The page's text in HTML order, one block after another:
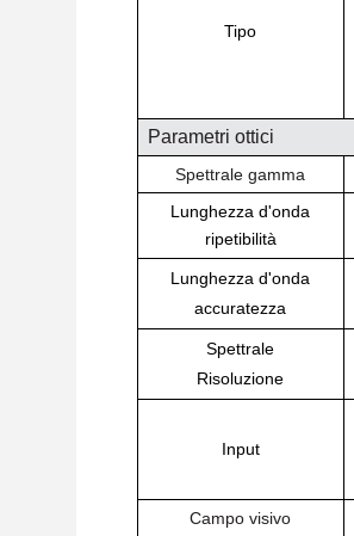
Tipo
Parametri ottici
Spettrale gamma
Lunghezza d'onda
ripetibilità
Lunghezza d'onda
accuratezza
Spettrale
Risoluzione
Input
Campo visivo